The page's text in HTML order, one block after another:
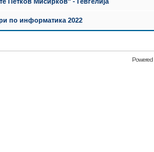
по информатика 2022